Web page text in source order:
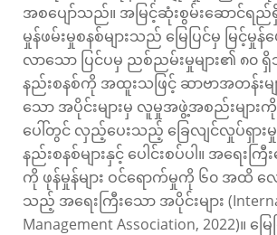
အစပျော်သည်။ အမြင့်ဆုံးစွမ်းဆောင်ရည်
မှုန်ဖမ်းမှုစနစ်များသည် မြေပြင်မှ မြင့်မှု
လာသော ပြင်ပမှ ညစ်ညမ်းမှုများ၏ ၈၀
နည်းစနစ်ကို အထူးသဖြင့် ဆာဗာအတန်းမျ
သော အပိုင်းများမှ လူမှုအဖွဲ့အစည်းများကို
ပေါ်တွင် လှည့်ပေးသည့် ခြေလျင်လှုပ်ရှား
နည်းစနစ်များနှင့် ပေါင်းစပ်ပါ။ အရေးကြီ
ကို ဖုန်မှုန်များ ဝင်ရောက်မှုကို ၆၀ အထိ လ
သည့် အရေးကြီးသော အပိုင်းများ
Management Association, 2022)။ မြေ